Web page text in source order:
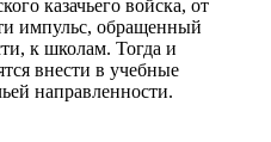
казачьего войска, от
импульс, обращенный
к школам. Тогда и
внести в учебные
направленности.